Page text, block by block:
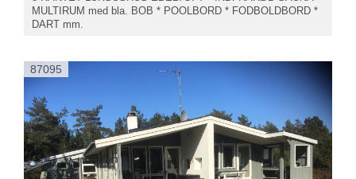
MULTIRUM med bla. BOB * POOLBORD * FODBOLDBORD *
DART mm.
87095